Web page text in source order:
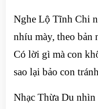
Nghe Lộ Tĩnh Chi
nhíu mày, theo bản
Có lời gì mà con
sao lại bảo con
Nhạc Thừa Du